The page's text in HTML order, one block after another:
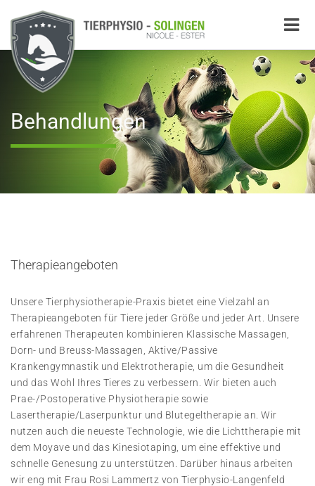
Behandlungen
Therapieangeboten
Unsere Tierphysiotherapie-Praxis bietet eine Vielzahl an
Therapieangeboten für Tiere jeder Größe und jeder Art. Unsere
erfahrenen Therapeuten kombinieren Klassische Massagen,
Dorn- und Breuss-Massagen, Aktive/Passive
Krankengymnastik und Elektrotherapie, um die Gesundheit
und das Wohl Ihres Tieres zu verbessern. Wir bieten auch
Prae-/Postoperative Physiotherapie sowie
Lasertherapie/Laserpunktur und Blutegeltherapie an. Wir
nutzen auch die neueste Technologie, wie die Lichttherapie mit
dem Moyave und das Kinesiotaping, um eine effektive und
schnelle Genesung zu unterstützen. Darüber hinaus arbeiten
wir eng mit Frau Rosi Lammertz von Tierphysio-Langenfeld